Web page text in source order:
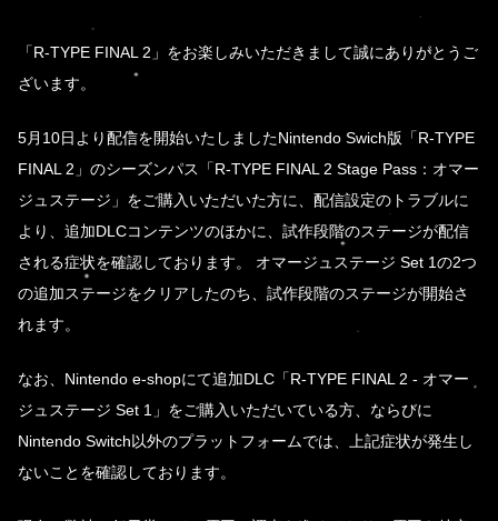
「R-TYPE FINAL 2」をお楽しみいただきまして誠にありがとうご
ざいます。
5月10日より配信を開始いたしましたNintendo Swich版「R-TYPE
FINAL 2」のシーズンパス「R-TYPE FINAL 2 Stage Pass：オマー
ジュステージ」をご購入いただいた方に、配信設定のトラブルに
より、追加DLCコンテンツのほかに、試作段階のステージが配信
される症状を確認しております。 オマージュステージ Set 1の2つ
の追加ステージをクリアしたのち、試作段階のステージが開始さ
れます。
なお、Nintendo e-shopにて追加DLC「R-TYPE FINAL 2 - オマー
ジュステージ Set 1」をご購入いただいている方、ならびに
Nintendo Switch以外のプラットフォームでは、上記症状が発生し
ないことを確認しております。